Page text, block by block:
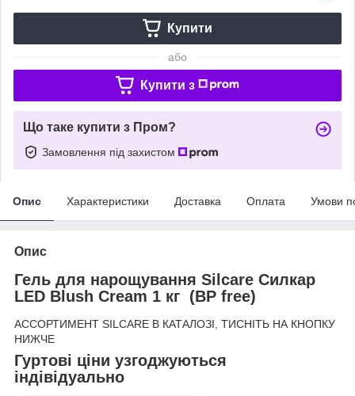
Купити
або
Купити з
Що таке купити з Пром?
Замовлення під захистом
Опис Характеристики Доставка Оплата Умови
Опис
Гель для нарощування Silcare Силкар
LED Blush Cream 1 кг (BP free)
АССОРТИМЕНТ SILCARE В КАТАЛОЗІ, ТИСНІТЬ НА КНОПКУ
НИЖЧЕ
Гуртові ціни узгоджуються
індівідуально